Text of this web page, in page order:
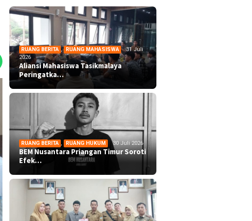
RUANG BERITA , RUANG MAHASISWA
31 Juli
2026
Aliansi Mahasiswa Tasikmalaya
Peringatka…
RUANG BERITA , RUANG HUKUM 30 Juli 2026
BEM Nusantara Priangan Timur Soroti
Efek…